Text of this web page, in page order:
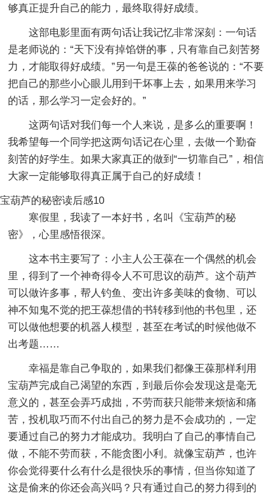
够真正提升自己的能力，最终取得好成绩。
这部电影里面有两句话让我记忆非常深刻：一句话
是老师说的：“天下没有掉馅饼的事，只有靠自己刻苦努
力，才能取得好成绩。”另一句是王葆的爸爸说的：“不要
把自己的那些小心眼儿用到干坏事上去，如果用来学习
的话，那么学习一定会好的。”
这两句话对我们每一个人来说，是多么的重要啊！
我希望每一个同学把这两句话记在心里，去做一个勤奋
刻苦的好学生。如果大家真正的做到“一切靠自己”，相信
大家一定能够取得真正属于自己的好成绩！
宝葫芦的秘密读后感10
寒假里，我读了一本好书，名叫《宝葫芦的秘
密》，心里感悟很深。
这本书主要写了：小主人公王葆在一个偶然的机会
里，得到了一个神奇得令人不可思议的葫芦。这个葫芦
可以做许多事，帮人钓鱼、变出许多美味的食物、可以
神不知鬼不觉的把王葆想借的书转移到他的书包里，还
可以做他想要的机器人模型，甚至在考试的时候他做不
出考题……
幸福是靠自己争取的，如果我们都像王葆那样利用
宝葫芦完成自己渴望的东西，到最后你会发现这是毫无
意义的，甚至会弄巧成拙，不劳而获只能带来烦恼和痛
苦，投机取巧而不付出自己的努力是不会成功的，一定
要通过自己的努力才能成功。我明白了自己的事情自己
做，不能不劳而获，不能贪图小利。就像宝葫芦，也许
你会觉得要什么有什么是很快乐的事情，但当你知道了
这是偷来的你还会高兴吗？只有通过自己的努力得到的